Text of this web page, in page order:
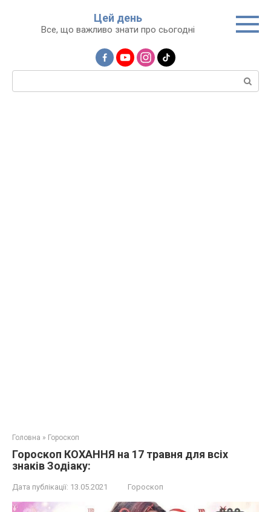
Цей день
Все, що важливо знати про сьогодні
Пошук:
Головна » Гороскоп
Гороскоп КОХАННЯ на 17 травня для всіх
знаків Зодіаку:
Дата публікації: 13.05.2021 Гороскоп